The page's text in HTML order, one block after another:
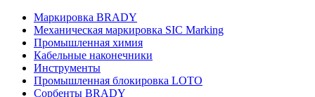
Маркировка BRADY
Механическая маркировка SIC Marking
Промышленная химия
Кабельные наконечники
Инструменты
Промышленная блокировка LOTO
Сорбенты BRADY